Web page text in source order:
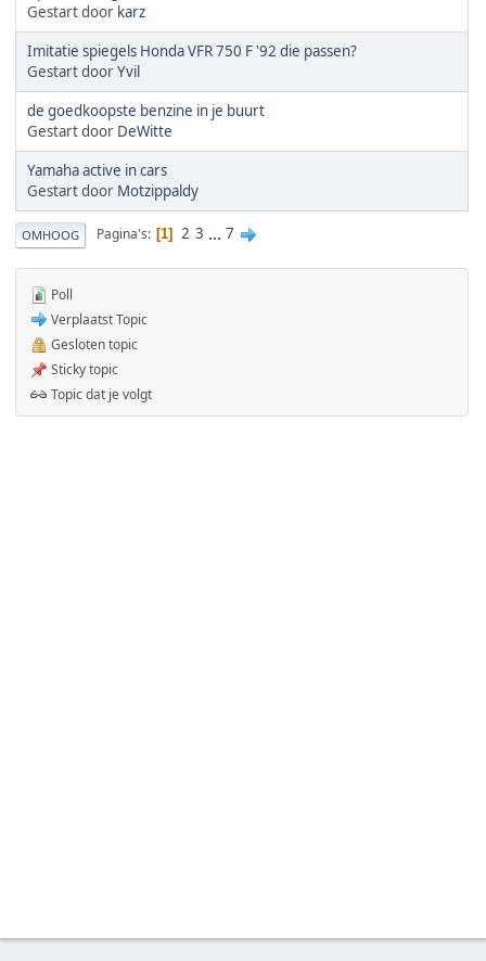
Gestart door karz
Imitatie spiegels Honda VFR 750 F '92 die passen?
Gestart doorYvil
de goedkoopste benzine in je buurt
Gestart door DeWitte
Yamaha active in cars
Gestart door Motzippaldy
OMHOOG Pagina's 1 2 3 ... 7
Poll
Verplaatst Topic
Gesloten topic
Sticky topic
Topic dat je volgt